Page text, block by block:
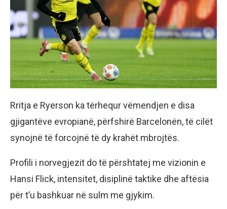
Rritja e Ryerson ka tërhequr vëmendjen e disa
gjigantëve evropianë, përfshirë Barcelonën, të cilët
synojnë të forcojnë të dy krahët mbrojtës.
Profili i norvegjezit do të përshtatej me vizionin e
Hansi Flick, intensitet, disiplinë taktike dhe aftësia
për t’u bashkuar në sulm me gjykim.